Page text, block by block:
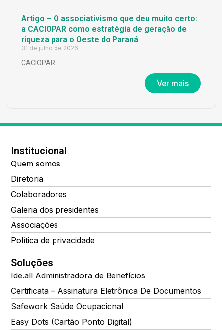
Artigo – O associativismo que deu muito certo:
a CACIOPAR como estratégia de geração de
riqueza para o Oeste do Paraná
31 de julho de 2026
CACIOPAR
Ver mais
Institucional
Quem somos
Diretoria
Colaboradores
Galeria dos presidentes
Associações
Política de privacidade
Soluções
Ide.all Administradora de Benefícios
Certificata – Assinatura Eletrônica De Documentos
Safework Saúde Ocupacional
Easy Dots (Cartão Ponto Digital)